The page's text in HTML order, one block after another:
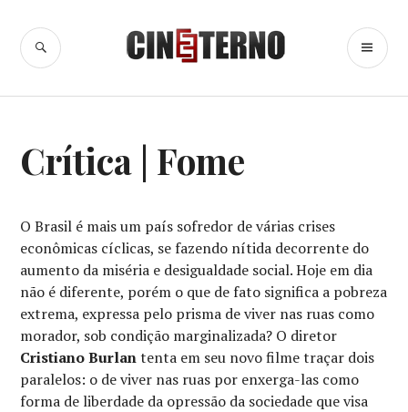
para
conteúdo
Cine Eterno
BUSCA
CRÍTICA
CINEMATOGRÁFICA
Crítica | Fome
O Brasil é mais um país sofredor de várias crises
econômicas cíclicas, se fazendo nítida decorrente do
aumento da miséria e desigualdade social. Hoje em dia
não é diferente, porém o que de fato significa a pobreza
extrema, expressa pelo prisma de viver nas ruas como
morador, sob condição marginalizada? O diretor
Cristiano Burlantenta em seu novo filme traçar dois
paralelos: o de viver nas ruas por enxerga-las como
forma de liberdade da opressão da sociedade que visa